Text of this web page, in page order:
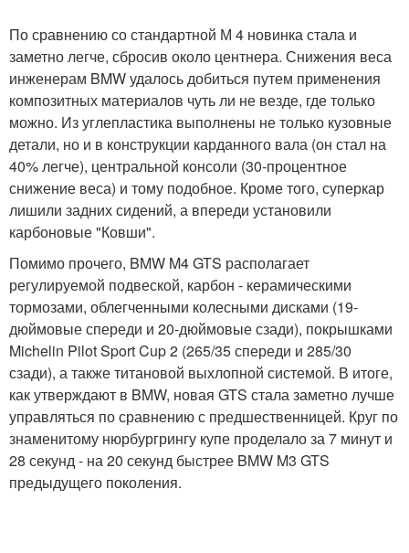
По сравнению со стандартной М 4 новинка стала и
заметно легче, сбросив около центнера. Снижения веса
инженерам BMW удалось добиться путем применения
композитных материалов чуть ли не везде, где только
можно. Из углепластика выполнены не только кузовные
детали, но и в конструкции карданного вала (он стал на
40% легче), центральной консоли (30-процентное
снижение веса) и тому подобное. Кроме того, суперкар
лишили задних сидений, а впереди установили
карбоновые "Ковши".
Помимо прочего, BMW M4 GTS располагает
регулируемой подвеской, карбон - керамическими
тормозами, облегченными колесными дисками (19-
дюймовые спереди и 20-дюймовые сзади), покрышками
Michelin Pilot Sport Cup 2 (265/35 спереди и 285/30
сзади), а также титановой выхлопной системой. В итоге,
как утверждают в BMW, новая GTS стала заметно лучше
управляться по сравнению с предшественницей. Круг по
знаменитому нюрбургрингу купе проделало за 7 минут и
28 секунд - на 20 секунд быстрее BMW M3 GTS
предыдущего поколения.